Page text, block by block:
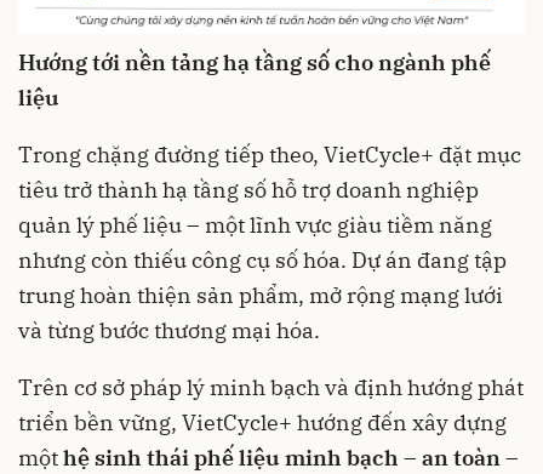
Hướng tới nền tảng hạ tầng số cho ngành phế
liệu
Trong chặng đường tiếp theo, VietCycle+ đặt mục
tiêu trở thành hạ tầng số hỗ trợ doanh nghiệp
quản lý phế liệu – một lĩnh vực giàu tiềm năng
nhưng còn thiếu công cụ số hóa. Dự án đang tập
trung hoàn thiện sản phẩm, mở rộng mạng lưới
và từng bước thương mại hóa.
Trên cơ sở pháp lý minh bạch và định hướng phát
triển bền vững, VietCycle+ hướng đến xây dựng
mộthệ sinh thái phế liệu minh bạch – an toàn –